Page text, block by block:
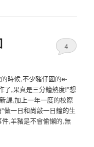
4
時候,不少豬仔囡的e-
了,果真是三分鐘熱度!"想
課,加上一年一度的校際
做一日和尚敲一日鐘的生
,羊豬是不會偷懶的,無